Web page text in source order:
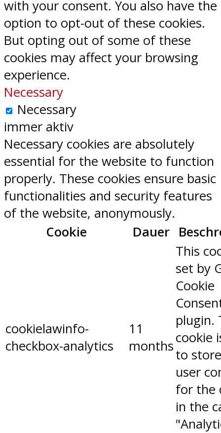
with your consent. You also have the
option to opt-out of these cookies.
But opting out of some of these
cookies may affect your browsing
experience.
Necessary
Necessary
immer aktiv
Necessary cookies are absolutely
essential for the website to function
properly. These cookies ensure basic
functionalities and security features
of the website, anonymously.
Cookie
Dauer
cookielawinfo-
checkbox-analytics
11
months
This
set by
Cookie
plugin.
cookie
to
user
for the
in the